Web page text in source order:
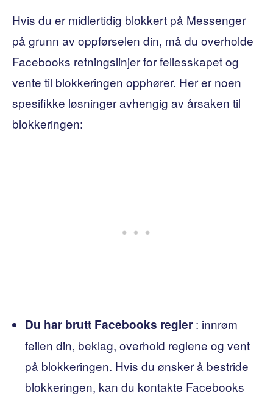
Hvis du er midlertidig blokkert på Messenger
på grunn av oppførselen din, må du overholde
Facebooks retningslinjer for fellesskapet og
vente til blokkeringen opphører. Her er noen
spesifikke løsninger avhengig av årsaken til
blokkeringen:
Du har brutt Facebooks regler : innrøm
feilen din, beklag, overhold reglene og vent
på blokkeringen. Hvis du ønsker å bestride
blokkeringen, kan du kontakte Facebooks